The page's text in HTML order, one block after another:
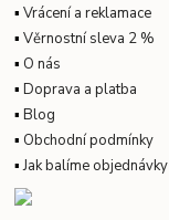
▪Vrácení a reklamace
▪Věrnostní sleva 2 %
▪ O nás
▪Doprava a platba
▪Blog
▪ Obchodní podmínky
▪Jak balíme objednávky